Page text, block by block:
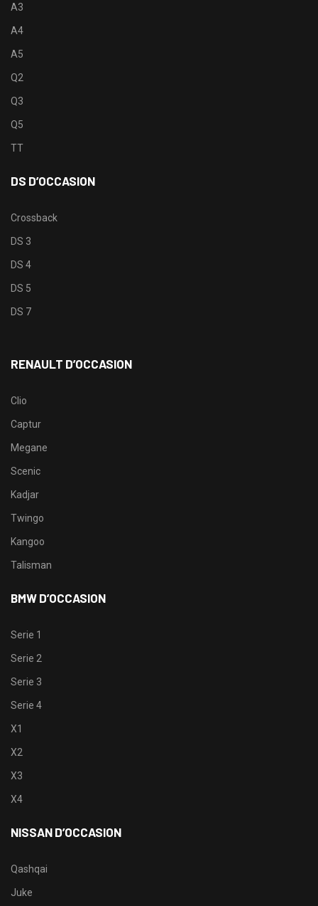
A3
A4
A5
Q2
Q3
Q5
TT
DS D’OCCASION
Crossback
DS 3
DS 4
DS 5
DS 7
RENAULT D’OCCASION
Clio
Captur
Megane
Scenic
Kadjar
Twingo
Kangoo
Talisman
BMW D’OCCASION
Serie 1
Serie 2
Serie 3
Serie 4
X1
X2
X3
X4
NISSAN D’OCCASION
Qashqai
Juke